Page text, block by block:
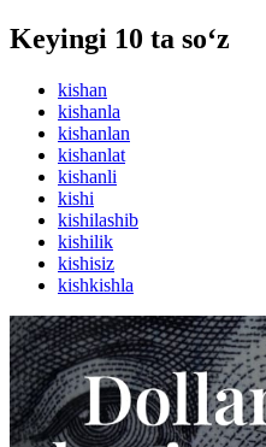
Keyingi 10 ta so‘z
kishan
kishanla
kishanlan
kishanlat
kishanli
kishi
kishilashib
kishilik
kishisiz
kishkishla